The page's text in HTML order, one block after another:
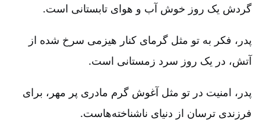
گردش یک روز خوش آب و هوای تابستانی است.
پدر، فکر به تو مثل گرمای کنار هیزمی سرخ شده از
آتش، در یک روز سرد زمستانی است.
پدر، امنیت در تو مثل آغوش گرم مادری پر مهر، برای
فرزندی ترسان از دنیای ناشناخته‌هاست.